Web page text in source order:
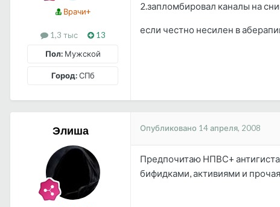
Врачи+
1,3 тыс
13
Пол:Мужской
Город:СПб
2.запломбировал каналы на
если честно несилен в
Элиша Опубликовано 14 апреля, 2008
Предпочитаю НПВС+
бифидками, активиями и прочая